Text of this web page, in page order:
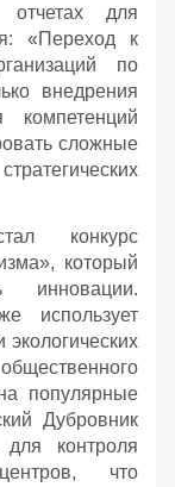
отчетах для
«Переход к
по
внедрения
компетенций
сложные
конкурс
который
инновации.
использует
популярные
Дубровник
контроля
что